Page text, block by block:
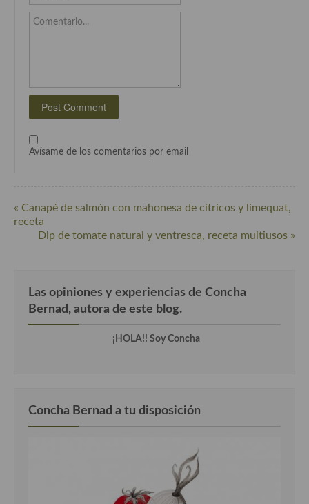
Comentario...
Avísame de los comentarios por email
« Canapé de salmón con mahonesa de cítricos y limequat,
receta
Dip de tomate natural y ventresca, receta multiusos »
Las opiniones y experiencias de Concha
Bernad, autora de este blog.
¡HOLA!! Soy Concha
Concha Bernad a tu disposición